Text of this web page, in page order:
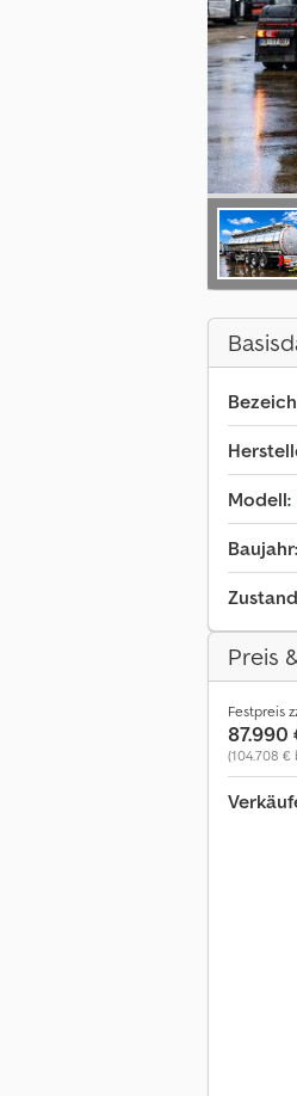
Modell:
Baujahr:
Preis
Festpreis
87.990
(104.708 €